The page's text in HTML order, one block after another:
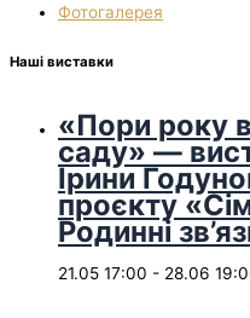
Фотогалерея
Наші виставки
«Пори року
саду» —
Ірини
проєкту
Родинні
21.05 17:00 - 28.06